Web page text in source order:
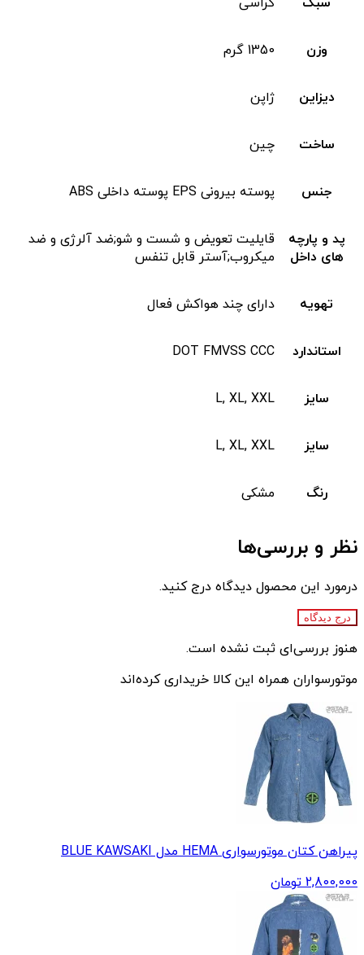
وزن 1350 گرم
دیزاین ژاپن
ساخت چین
جنس پوسته بیرونی EPS پوسته داخلی ABS
پد و پارچه
های داخل
قایلیت تعویض و شست و شو;ضد آلرژی و ضد
میکروب;آستر قابل تنفس
تهویه دارای چند هواکش فعال
استاندارد DOT FMVSS CCC
سایز L, XL, XXL
سایز L, XL, XXL
رنگ مشکی
نظر و بررسی‌ها
درمورد این محصول دیدگاه درج کنید.
درج دیدگاه
هنوز بررسی‌ای ثبت نشده است.
موتورسواران همراه این کالا خریداری کرده‌اند
پیراهن کتان موتورسواری HEMA مدل BLUE KAWSAKI
2,800,000 تومان